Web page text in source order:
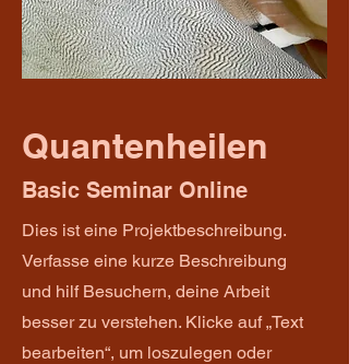
Quantenheilen
Basic Seminar Online
Dies ist eine Projektbeschreibung.
Verfasse eine kurze Beschreibung
und hilf Besuchern, deine Arbeit
besser zu verstehen. Klicke auf „Text
bearbeiten“, um loszulegen oder